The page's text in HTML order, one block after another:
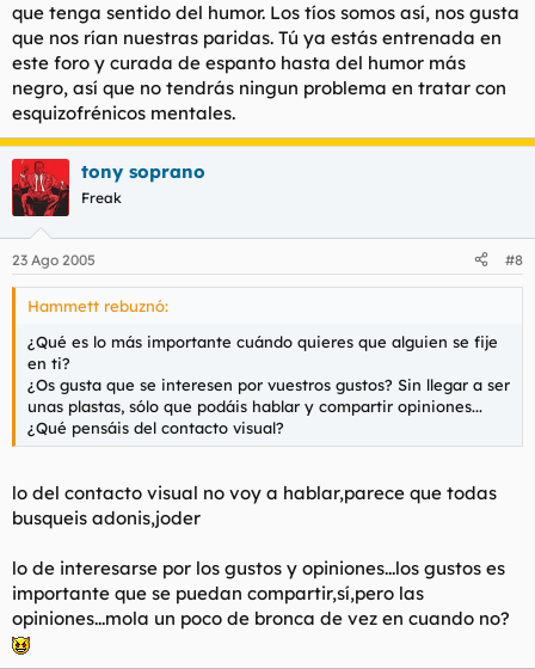
que tenga sentido del humor. Los tíos somos así, nos gusta
que nos rían nuestras paridas. Tú ya estás entrenada en
este foro y curada de espanto hasta del humor más
negro, así que no tendrás ningun problema en tratar con
esquizofrénicos mentales.
tony soprano
Freak
23 Ago 2005 #8
Hammett rebuznó:
¿Qué es lo más importante cuándo quieres que alguien se fije
en ti?
¿Os gusta que se interesen por vuestros gustos? Sin llegar a ser
unas plastas, sólo que podáis hablar y compartir opiniones...
¿Qué pensáis del contacto visual?
lo del contacto visual no voy a hablar,parece que todas
busqueis adonis,joder
lo de interesarse por los gustos y opiniones...los gustos es
importante que se puedan compartir,sí,pero las
opiniones...mola un poco de bronca de vez en cuando no?